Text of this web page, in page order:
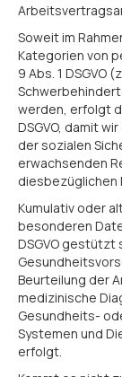
Soweit im
Kategorien von
9 Abs. 1 DSGVO
werden, erfolgt
DSGVO, damit
der sozialen
erwachsenden
diesbezüglichen
Kumulativ oder
besonderen
DSGVO gestützt
Beurteilung der
medizinische
Gesundheits-
Systemen und
erfolgt.